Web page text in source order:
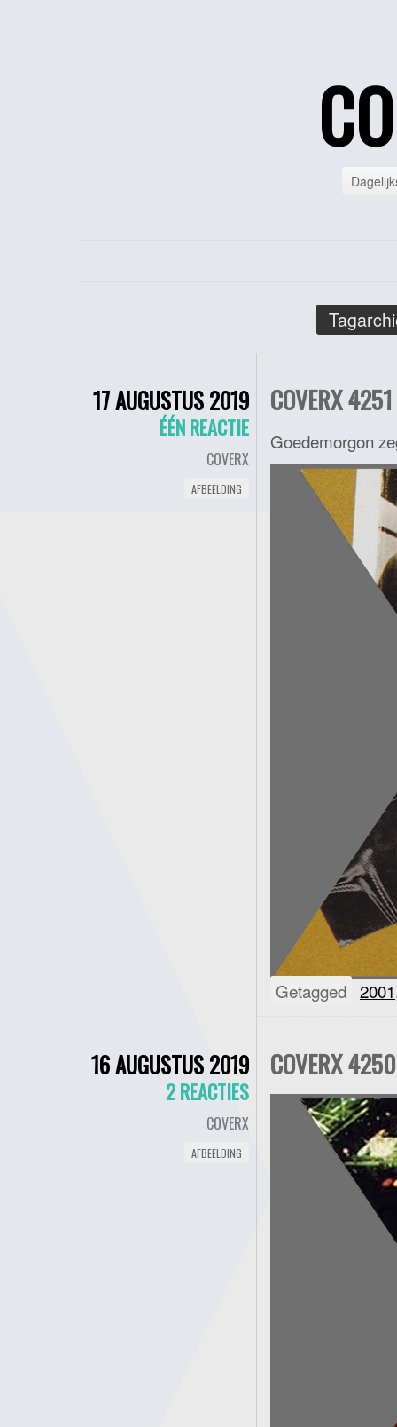
17 AUGUSTUS 2019
ÉÉN REACTIE
COVERX
AFBEELDING
COVERX
Goedemorgon
Getagged 2001
16 AUGUSTUS 2019
2 REACTIES
COVERX
AFBEELDING
COVERX